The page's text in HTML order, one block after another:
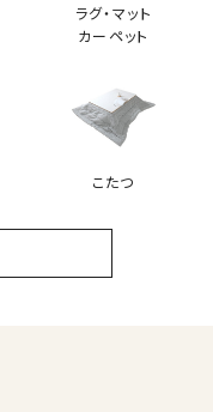
ラグ・マット
カーペット
こたつ